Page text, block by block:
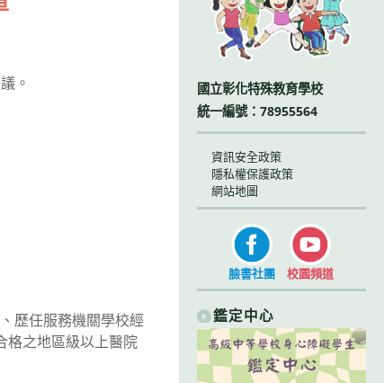
。
歷任服務機關學校經
格之地區級以上醫院
國立彰化特殊教育學校
統一編號：78955564
資訊安全政策
隱私權保護政策
網站地圖
臉書社團 校園頻道
鑑定中心